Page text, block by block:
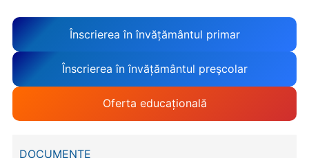
Înscrierea în învățământul primar
Înscrierea în învățământul preşcolar
Oferta educațională
DOCUMENTE